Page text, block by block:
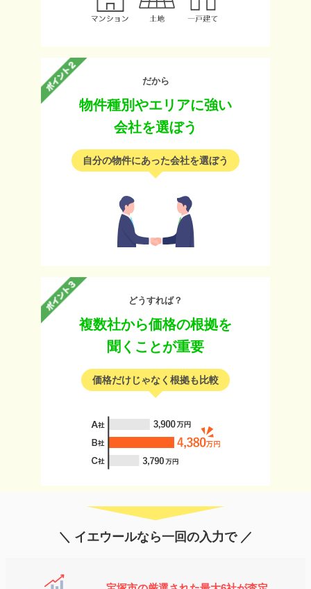
だから
物件種別やエリアに強い
会社を選ぼう
自分の物件にあった会社を選ぼう
どうすれば？
複数社から価格の根拠を
聞くことが重要
価格だけじゃなく根拠も比較
＼ イエウールなら一回の入力で ／